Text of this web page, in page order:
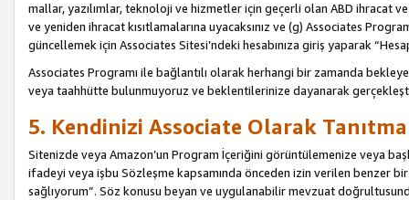
mallar, yazılımlar, teknoloji ve hizmetler için geçerli olan ABD ihracat
ve yeniden ihracat kısıtlamalarına uyacaksınız ve (g) Associates
güncellemek için Associates Sitesi’ndeki hesabınıza giriş yaparak
Associates Programı ile bağlantılı olarak herhangi bir zamanda
veya taahhütte bulunmuyoruz ve beklentilerinize dayanarak
5. Kendinizi Associate Olarak
Sitenizde veya Amazon’un Program İçeriğini görüntülemenize veya
ifadeyi veya işbu Sözleşme kapsamında önceden izin verilen benzer
sağlıyorum”. Söz konusu beyan ve uygulanabilir mevzuat